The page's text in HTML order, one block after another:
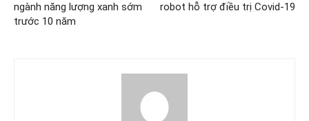
ngành năng lượng xanh sớm
trước 10 năm
robot hỗ trợ điều trị Covid-19